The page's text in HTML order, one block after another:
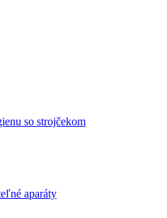
so strojčekom
aparáty